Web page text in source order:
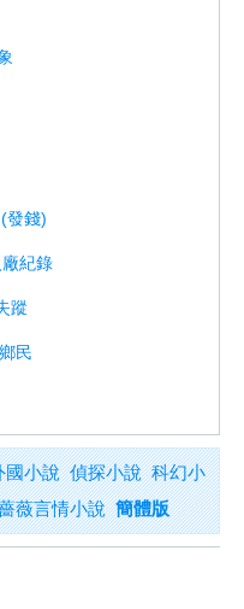
發錢)
紀錄
蹤
民
國小說 偵探小說 科幻小
薇言情小說 簡體版